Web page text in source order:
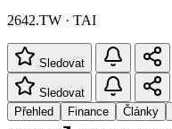
2642.TW · TAI
Sledovat
Sledovat
Přehled
Finance Články